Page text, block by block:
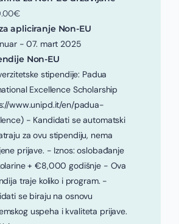
apliciranje Non-EU
- 07. mart 2025
Non-EU
stipendije: Padua
Excellence Scholarship
www.unipd.it/en/padua-
- Kandidati se automatski
za ovu stipendiju, nema
prijave. - Iznos: oslobađanje
+ €8,000 godišnje - Ova
traje koliko i program. -
se biraju na osnovu
uspeha i kvaliteta prijave.